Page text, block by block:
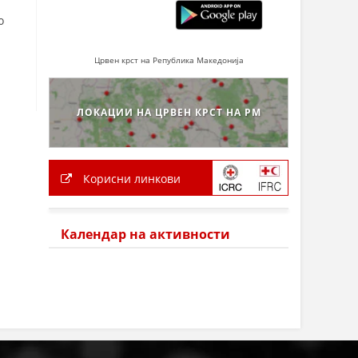
Црвен крст на Република Македонија
ЛОКАЦИИ НА ЦРВЕН КРСТ НА РМ
Корисни линкови
Календар на активности